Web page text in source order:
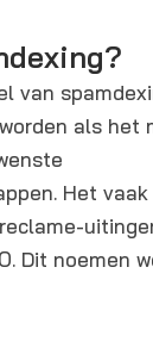
van
als het
Het
Dit noemen